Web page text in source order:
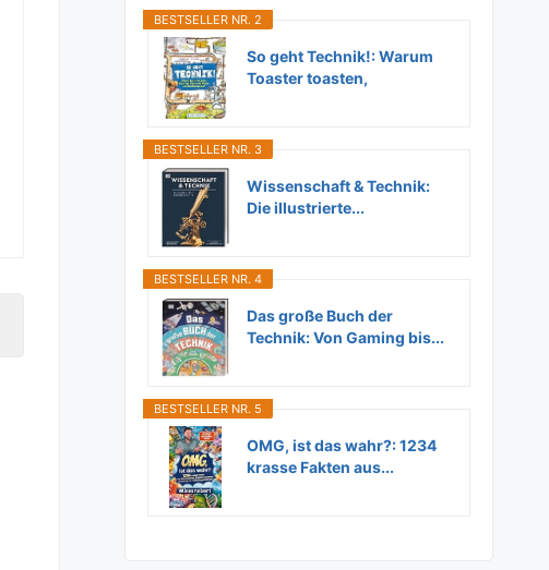
BESTSELLER NR. 2
So geht Technik!: Warum
Toaster toasten,
BESTSELLER NR. 3
Wissenschaft & Technik:
Die illustrierte...
BESTSELLER NR. 4
Das große Buch der
Technik: Von Gaming bis...
BESTSELLER NR. 5
OMG, ist das wahr?: 1234
krasse Fakten aus...